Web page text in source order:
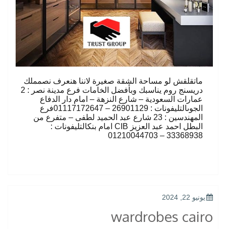
ماتقلقش لو مساحة الشقة صغيرة لاننا هنعرف نصمملك
دريسنج روم يناسبك وبأفضل الخامات فرع مدينة نصر : 2
عمارات السعودية – شارع النزهة – امام دار الدفاع
الجوىالتليفونات : 26901129 – 01117172647فرع
المهندسين : 23 شارع عبد الحميد لطفى – متفرع من
البطل احمد عبد العزيز CIB امام بنكالتليفونات :
33368938 – 01210044703
POSTED
يونيو 22, 2024
wardrobes cairo